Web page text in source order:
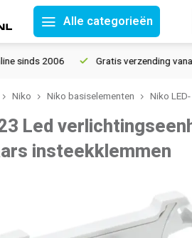
Alle categorieën
2006 Gratis verzending vanaf €
Niko Niko basiselementen Niko
Led
insteekklemmen